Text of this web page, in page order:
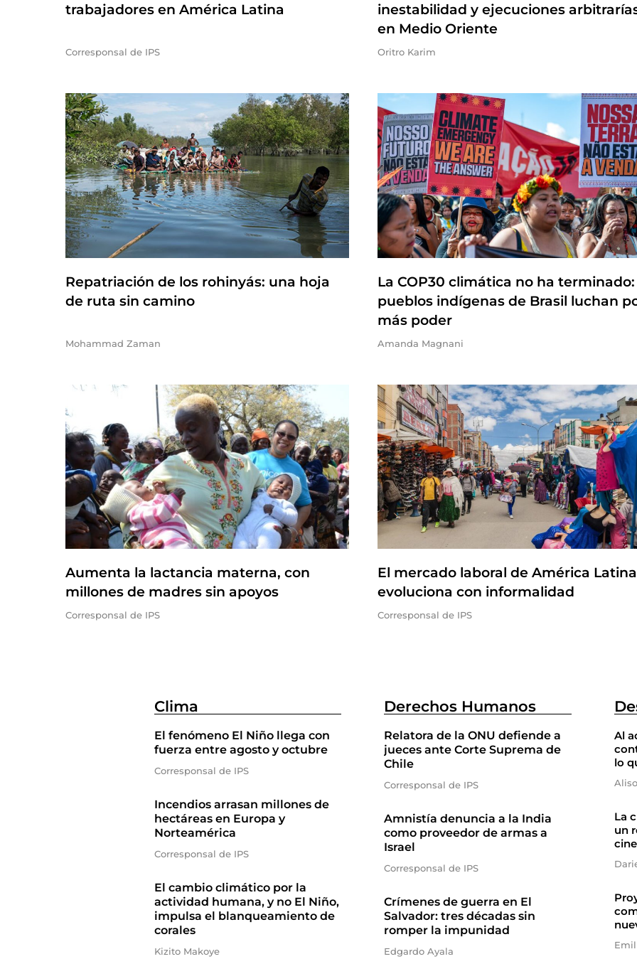
trabajadores en América Latina
Corresponsal de IPS
inestabilidad y ejecuciones
en Medio Oriente
Oritro Karim
Repatriación de los rohinyás: una hoja
de ruta sin camino
Mohammad Zaman
La COP30 climática no ha terminado:
pueblos indígenas de Brasil luchan
más poder
Amanda Magnani
Aumenta la lactancia materna, con
millones de madres sin apoyos
Corresponsal de IPS
El mercado laboral de América Latina
evoluciona con informalidad
Corresponsal de IPS
Clima
El fenómeno El Niño llega con
fuerza entre agosto y octubre
Corresponsal de IPS
Incendios arrasan millones de
hectáreas en Europa y
Norteamérica
Corresponsal de IPS
El cambio climático por la
actividad humana, y no El Niño,
impulsa el blanqueamiento de
corales
Kizito Makoye
Derechos Humanos
Relatora de la ONU defiende a
jueces ante Corte Suprema de
Chile
Corresponsal de IPS
Amnistía denuncia a la India
como proveedor de armas a
Israel
Corresponsal de IPS
Crímenes de guerra en El
Salvador: tres décadas sin
romper la impunidad
Edgardo Ayala
Al
lo
La
un
cine